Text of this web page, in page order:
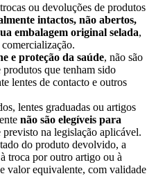
ou devoluções de produtos
intactos, não abertos,
embalagem original selada,
e proteção da saúde, não são
produtos que tenham sido
lentes de contacto e outros
lentes graduadas ou artigos
não são elegíveis para
previsto na legislação aplicável.
do produto devolvido, a
troca por outro artigo ou à
valor equivalente, com validade